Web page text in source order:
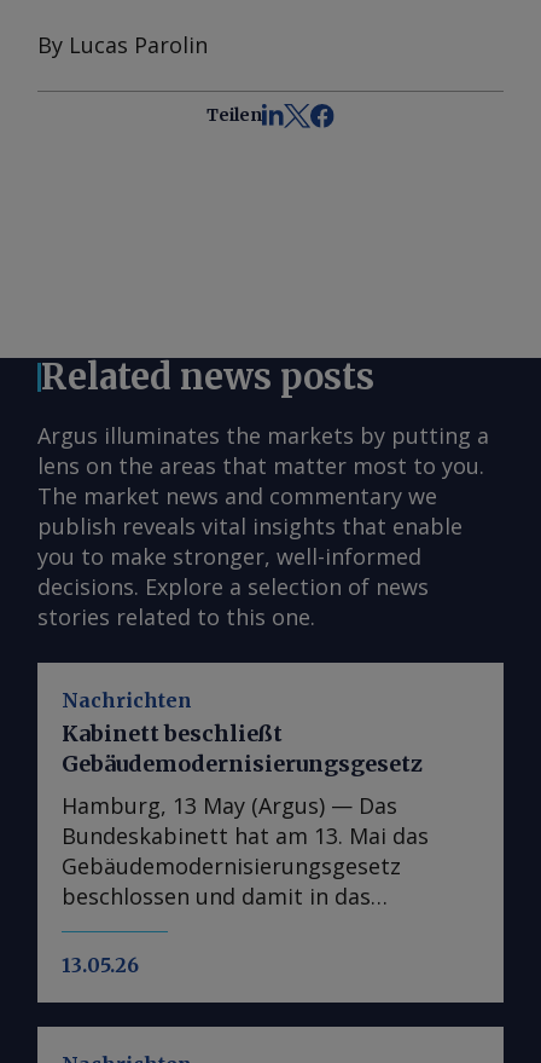
By Lucas Parolin
Teilen
Related news posts
Argus illuminates the markets by putting a
lens on the areas that matter most to you.
The market news and commentary we
publish reveals vital insights that enable
you to make stronger, well-informed
decisions. Explore a selection of news
stories related to this one.
Nachrichten
13.05.26
Kabinett beschließt
Gebäudemodernisierungsgesetz
Hamburg, 13 May (Argus) — Das
Bundeskabinett hat am 13. Mai das
Gebäudemodernisierungsgesetz
beschlossen und damit in das
parlamentarische Verfahren überführt.
In der Kabinettsfassung wurden